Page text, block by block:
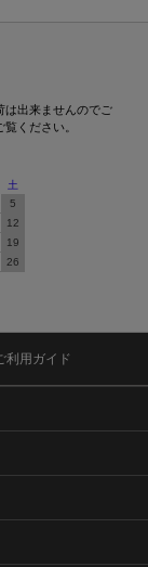
は出来ませんのでご
覧ください。
土
5
12
19
26
利用ガイド